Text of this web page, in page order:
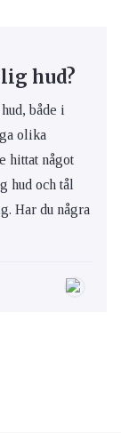
hud?
både i
olika
hittat något
hud och tål
Har du några